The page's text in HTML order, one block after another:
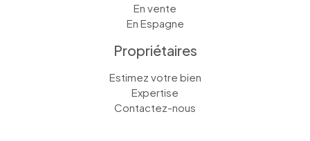
En vente
En Espagne
Propriétaires
Estimez votre bien
Expertise
Contactez-nous